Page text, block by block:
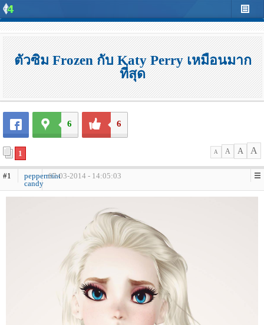
ตัวซิม Frozen กับ Katy Perry เหมือนมาก
ที่สุด
6 6
1 A A A A
#1
peppermint
candy
07-03-2014 - 14:05:03